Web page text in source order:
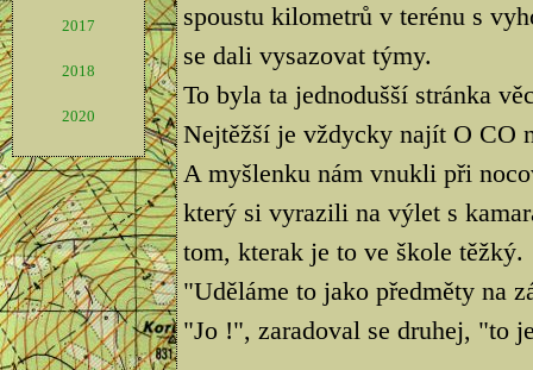
2017
2018
2020
spoustu kilometrů v terénu s
se dali vysazovat týmy.
To byla ta jednodušší stránka
Nejtěžší je vždycky najít O CO
A myšlenku nám vnukli při
který si vyrazili na výlet s
tom, kterak je to ve škole těžký.
"Uděláme to jako předměty na
"Jo !", zaradoval se druhej, "to